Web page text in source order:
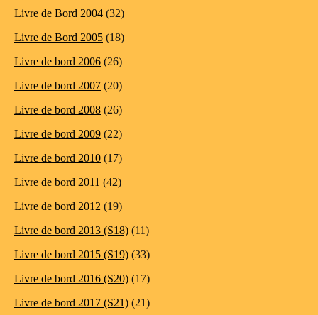
Livre de Bord 2004 (32)
Livre de Bord 2005 (18)
Livre de bord 2006 (26)
Livre de bord 2007 (20)
Livre de bord 2008 (26)
Livre de bord 2009 (22)
Livre de bord 2010 (17)
Livre de bord 2011 (42)
Livre de bord 2012 (19)
Livre de bord 2013 (S18) (11)
Livre de bord 2015 (S19) (33)
Livre de bord 2016 (S20) (17)
Livre de bord 2017 (S21) (21)